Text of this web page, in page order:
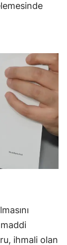
ihmali olan